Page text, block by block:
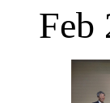
Feb